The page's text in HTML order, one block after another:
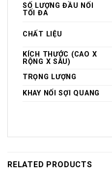
SỐ LƯỢNG ĐẦU NỐI
TỐI ĐA
CHẤT LIỆU
KÍCH THƯỚC (CAO X
RỘNG X SÂU)
TRỌNG LƯỢNG
KHAY NỐI SỢI QUANG
RELATED PRODUCTS